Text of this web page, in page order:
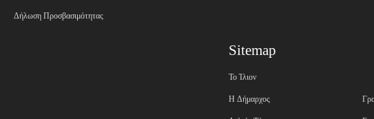
Δήλωση Προσβασιμότητας
Sitemap
Το Ίλιον
H Δήμαρχος